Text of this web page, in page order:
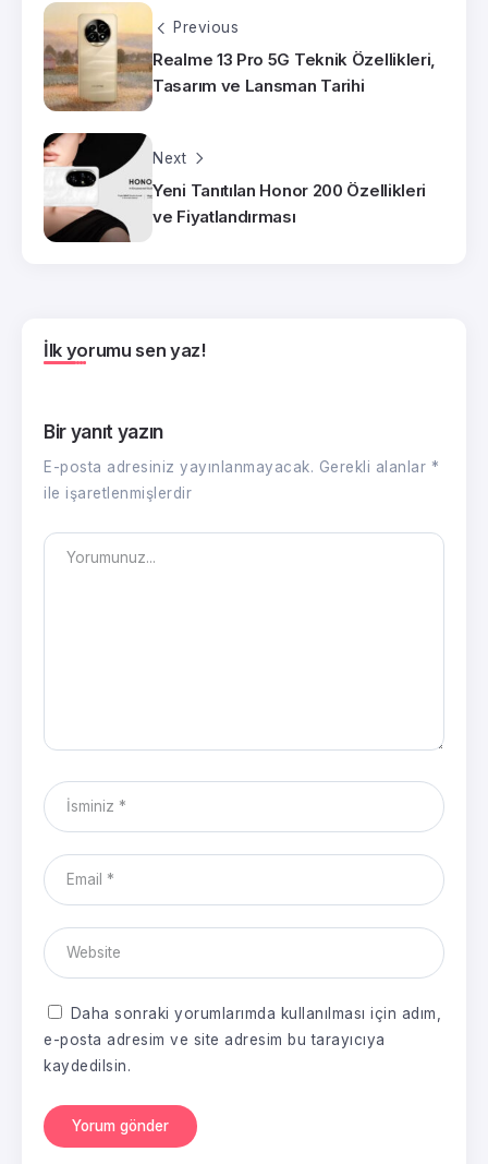
Previous
Realme 13 Pro 5G Teknik Özellikleri,
Tasarım ve Lansman Tarihi
Next
Yeni Tanıtılan Honor 200 Özellikleri
ve Fiyatlandırması
İlk yorumu sen yaz!
Bir yanıt yazın
E-posta adresiniz yayınlanmayacak. Gerekli alanlar *
ile işaretlenmişlerdir
Daha sonraki yorumlarımda kullanılması için adım,
e-posta adresim ve site adresim bu tarayıcıya
kaydedilsin.